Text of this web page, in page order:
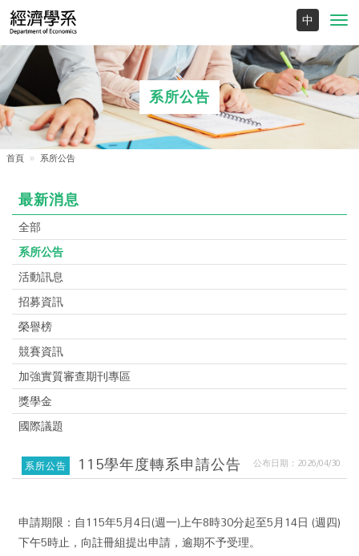
系所公告
首頁 系所公告
最新消息
全部
系所公告
活動訊息
招募資訊
榮譽榜
競賽資訊
加強實質審查期刊專區
獎學金
國際議題
系所公告 115學年度轉系申請公告 公布日期：2026/04/30
申請期限：自115年5月4日(週一)上午8時30分起至5月14日 (週四)
下午5時止，向註冊組提出申請，逾期不予受理。